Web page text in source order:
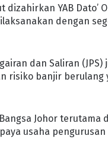
dizahirkan YAB Dato’
dengan
dan Saliran
risiko banjir berulang
Johor
usaha